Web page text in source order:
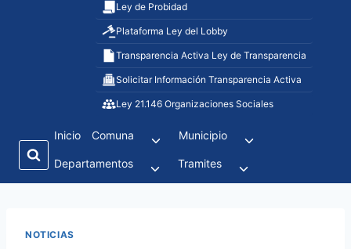
Ley de Probidad
Plataforma Ley del Lobby
Transparencia Activa Ley de Transparencia
Solicitar Información Transparencia Activa
Ley 21.146 Organizaciones Sociales
Inicio Comuna Municipio
Departamentos Tramites
NOTICIAS